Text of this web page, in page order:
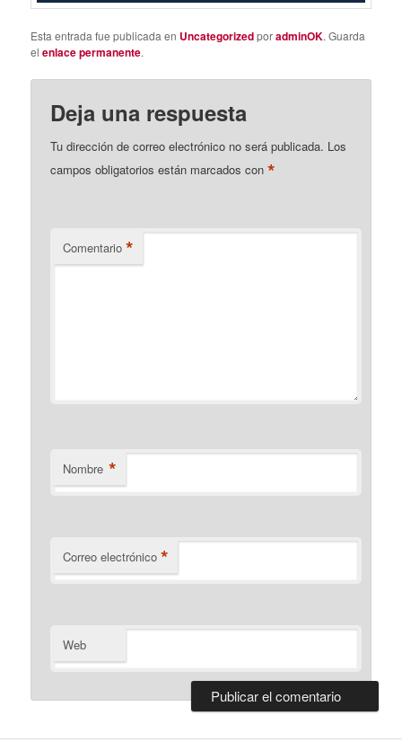
Esta entrada fue publicada en UncategorizedporadminOK. Guarda
elenlace permanente.
Deja una respuesta
Tu dirección de correo electrónico no será publicada. Los
campos obligatorios están marcados con*
Comentario *
Nombre *
Correo electrónico *
Web